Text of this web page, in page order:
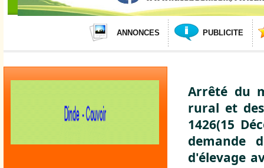
ANNONCES PUBLICITE
Arrêté du
rural et
1426(15
demande
d'élevage